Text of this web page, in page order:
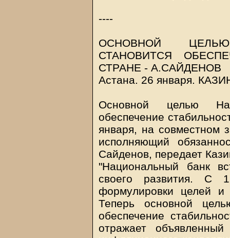
----
ОСНОВНОЙ
СТАНОВИТСЯ
СТРАНЕ - А.САЙДЕНОВ
Астана. 26 января.
Основной целью
обеспечение
января, на совместном
исполняющий
Сайденов, передает
"Национальный банк
своего развития. С
формулировки целей
Теперь основной
обеспечение
отражает